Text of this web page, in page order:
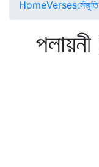
HomeVersesসেঁজুতি